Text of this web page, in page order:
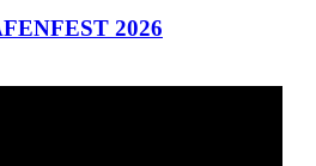
2026